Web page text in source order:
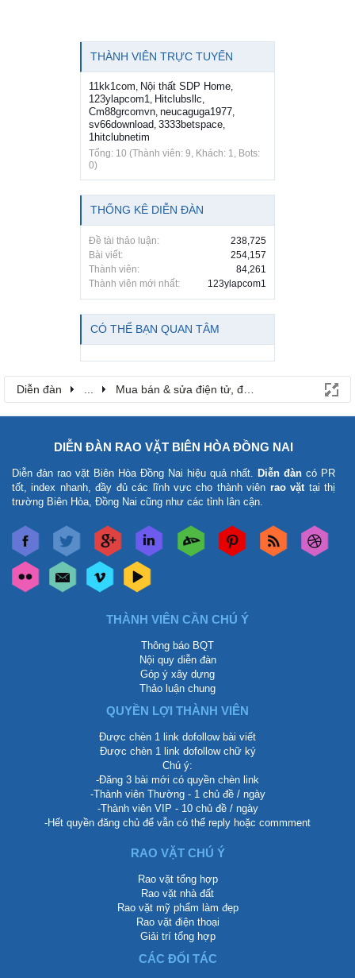
THÀNH VIÊN TRỰC TUYẾN
11kk1com Nội thất SDP Home
123ylapcom1 Hitclubsllc
Cm88grcomvn neucaguga1977
sv66download 3333betspace
1hitclubnetim
Tổng: 10 (Thành viên: 9, Khách: 1, Bots:
0)
THỐNG KÊ DIỄN ĐÀN
Đề tài thảo luận:
238,725
Bài viết:
254,157
Thành viên:
84,261
Thành viên mới nhất:
123ylapcom1
CÓ THỂ BẠN QUAN TÂM
Diễn đàn Mua bán & sửa điện tử, điện lạnh
DIỄN ĐÀN RAO VẶT BIÊN HÒA ĐỒNG NAI
Diễn đàn rao vặt Biên Hòa Đồng Nai hiệu quả nhất. Diễn đàn có PR
tốt, index nhanh, đầy đủ các lĩnh vực cho thành viên rao vặt tại thị
trường Biên Hòa, Đồng Nai cũng như các tỉnh lân cận.
THÀNH VIÊN CẦN CHÚ Ý
Thông báo BQT
Nội quy diễn đàn
Góp ý xây dựng
Thảo luận chung
QUYỀN LỢI THÀNH VIÊN
Được chèn 1 link dofollow bài viết
Được chèn 1 link dofollow chữ ký
Chú ý:
-Đăng 3 bài mới có quyền chèn link
-Thành viên Thường - 1 chủ đề / ngày
-Thành viên VIP - 10 chủ đề / ngày
-Hết quyền đăng chủ để vẫn có thể reply hoặc commment
RAO VẶT CHÚ Ý
Rao vặt tổng hợp
Rao vặt nhà đất
Rao vặt mỹ phẩm làm đẹp
Rao vặt điện thoại
Giải trí tổng hợp
CÁC ĐỐI TÁC